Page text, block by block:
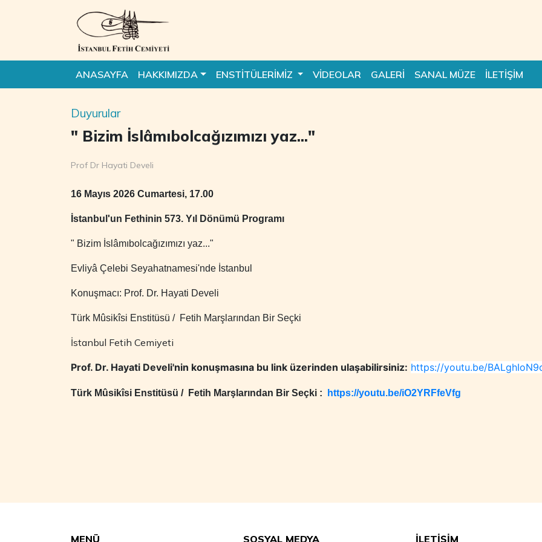
ANASAYFA HAKKIMIZDA ENSTİTÜLERİMİZ VİDEOLAR GALERİ SANAL MÜZE İLETİŞİM
Duyurular
" Bizim İslâmıbolcağızımızı yaz..."
Prof Dr Hayati Develi
16 Mayıs 2026 Cumartesi, 17.00
İstanbul'un Fethinin 573. Yıl Dönümü Programı
" Bizim İslâmıbolcağızımızı yaz..."
Evliyâ Çelebi Seyahatnamesi'nde İstanbul
Konuşmacı: Prof. Dr. Hayati Develi
Türk Mûsikîsi Enstitüsü / Fetih Marşlarından Bir Seçki
İstanbul Fetih Cemiyeti
Prof. Dr. Hayati Develi'nin konuşmasına bu link üzerinden ulaşabilirsiniz: https://youtu.be/
Türk Mûsikîsi Enstitüsü / Fetih Marşlarından Bir Seçki : https://youtu.be/iO2YRFfeVfg
MENÜ SOSYAL MEDYA İLETİŞİM